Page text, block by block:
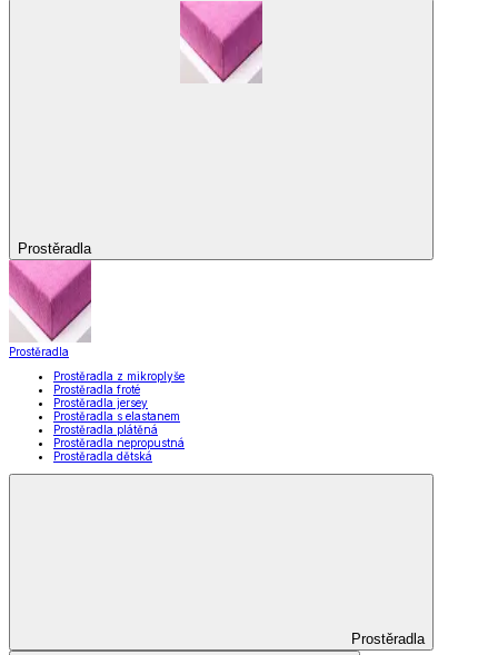
Prostěradla
Prostěradla
Prostěradla z mikroplyše
Prostěradla froté
Prostěradla jersey
Prostěradla s elastanem
Prostěradla plátěná
Prostěradla nepropustná
Prostěradla dětská
Prostěradla